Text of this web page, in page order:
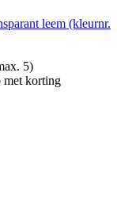
leem (kleurnr.
5)
met korting